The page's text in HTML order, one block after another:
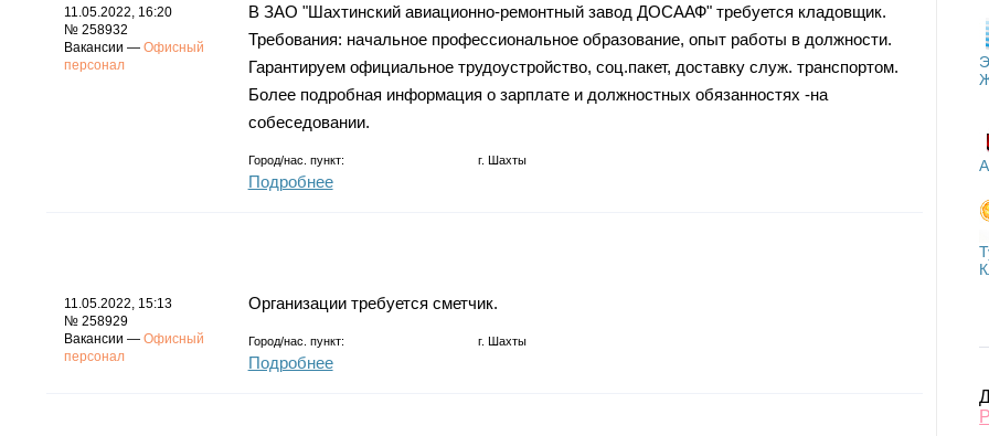
11.05.2022, 16:20
№ 258932
Вакансии — Офисный
персонал
В ЗАО "Шахтинский авиационно-ремонтный завод ДОСААФ" требуется кладовщик.
Требования: начальное профессиональное образование, опыт работы в должности.
Гарантируем официальное трудоустройство, соц.пакет, доставку служ. транспортом.
Более подробная информация о зарплате и должностных обязанностях -на
собеседовании.
Город/нас. пункт: г. Шахты
Подробнее
11.05.2022, 15:13
№ 258929
Вакансии — Офисный
персонал
Организации требуется сметчик.
Город/нас. пункт: г. Шахты
Подробнее